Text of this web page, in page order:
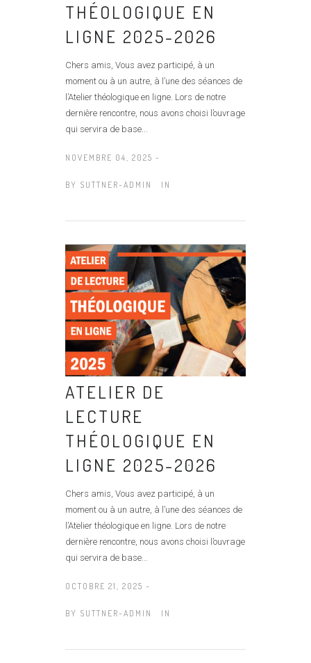
THÉOLOGIQUE EN
LIGNE 2025-2026
Chers amis, Vous avez participé, à un
moment ou à un autre, à l’une des séances de
l’Atelier théologique en ligne. Lors de notre
dernière rencontre, nous avons choisi l’ouvrage
qui servira de base...
NOVEMBRE 04, 2025 -
BY SUTTNER-ADMIN IN
ATELIER DE
LECTURE
THÉOLOGIQUE EN
LIGNE 2025-2026
Chers amis, Vous avez participé, à un
moment ou à un autre, à l’une des séances de
l’Atelier théologique en ligne. Lors de notre
dernière rencontre, nous avons choisi l’ouvrage
qui servira de base...
OCTOBRE 21, 2025 -
BY SUTTNER-ADMIN IN